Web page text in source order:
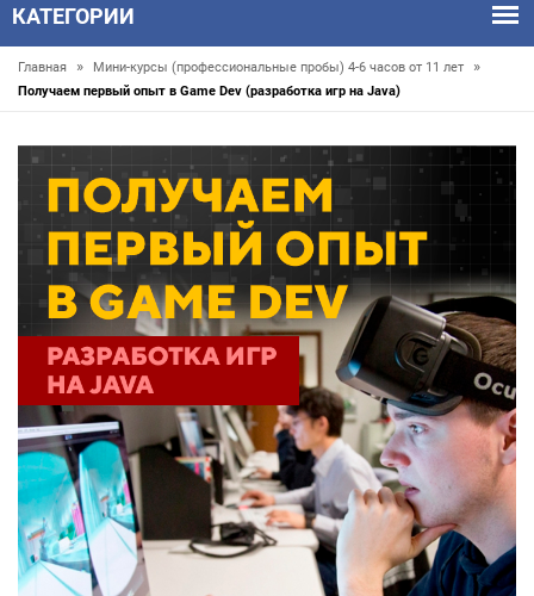
КАТЕГОРИИ
Главная » Мини-курсы (профессиональные пробы) 4-6 часов от 11 лет »
Получаем первый опыт в Game Dev (разработка игр на Java)